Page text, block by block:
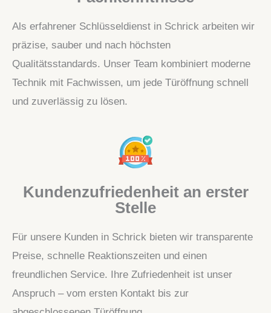
Als erfahrener Schlüsseldienst in Schrick arbeiten wir
präzise, sauber und nach höchsten
Qualitätsstandards. Unser Team kombiniert moderne
Technik mit Fachwissen, um jede Türöffnung schnell
und zuverlässig zu lösen.
Kundenzufriedenheit an erster
Stelle
Für unsere Kunden in Schrick bieten wir transparente
Preise, schnelle Reaktionszeiten und einen
freundlichen Service. Ihre Zufriedenheit ist unser
Anspruch – vom ersten Kontakt bis zur